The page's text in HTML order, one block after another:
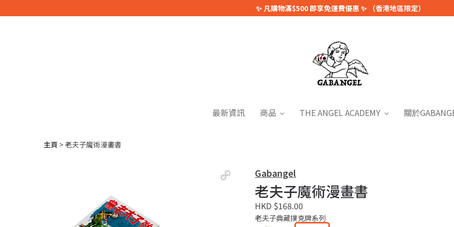
✨ 凡購物滿$500 即享免運費優惠 ✨ （香港地區限定）
最新資訊 商品 THE ANGEL ACADEMY 關於
主頁 老夫子魔術漫畫書
Gabangel
老夫子魔術漫畫書
HKD $168.00
老夫子典藏撲克牌系列